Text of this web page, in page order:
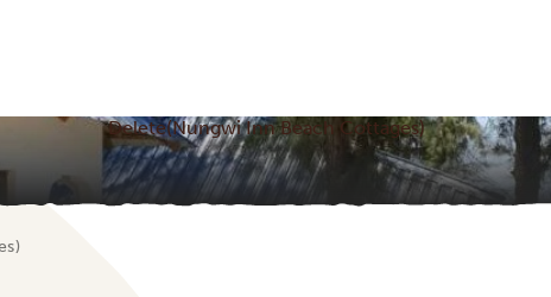
Delete(Nungwi Inn Beach Cottages)